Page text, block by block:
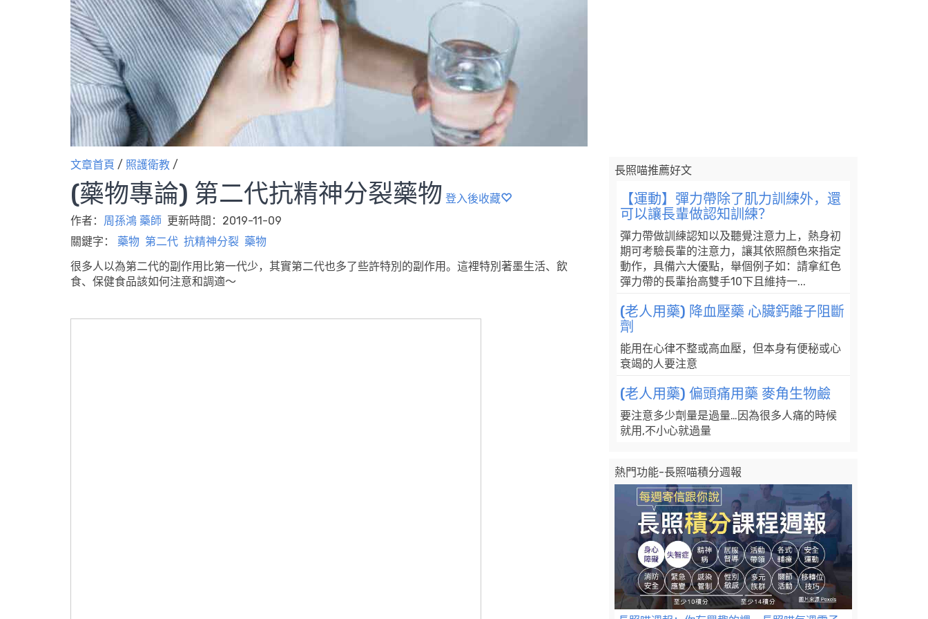
文章首頁 / 照護衛教 /
(藥物專論) 第二代抗精神分裂藥物 登入後收藏
作者： 周孫鴻 藥師 更新時間：2019-11-09
關鍵字： 藥物 第二代 抗精神分裂 藥物
很多人以為第二代的副作用比第一代少，其實第二代也多了些許特別的副作用。這裡特別著墨生活、飲
食、保健食品該如何注意和調適～
長照喵推薦好文
【運動】彈力帶除了肌力訓練外，還
可以讓長輩做認知訓練？
彈力帶做訓練認知以及聽覺注意力上，熱身初
期可考驗長輩的注意力，讓其依照顏色來指定
動作，具備六大優點，舉個例子如：請拿紅色
彈力帶的長輩抬高雙手10下且維持一...
(老人用藥) 降血壓藥 心臟鈣離子阻斷
劑
能用在心律不整或高血壓，但本身有便秘或心
衰竭的人要注意
(老人用藥) 偏頭痛用藥 麥角生物鹼
要注意多少劑量是過量…因為很多人痛的時候
就用,不小心就過量
熱門功能-長照喵積分週報